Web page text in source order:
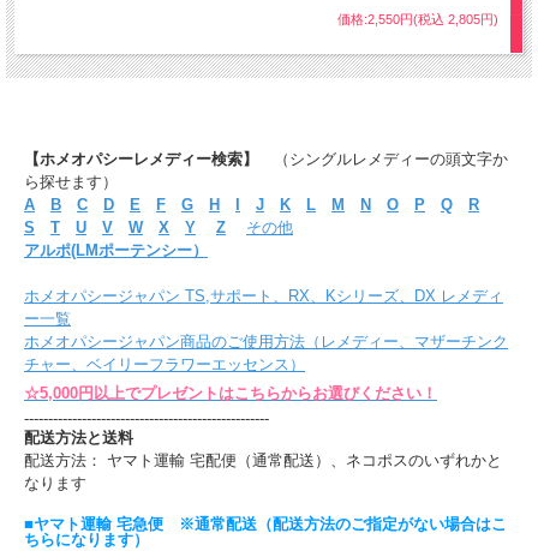
価格:2,550円(税込 2,805円)
【ホメオパシーレメディー検索】
（シングルレメディーの頭文字か
ら探せます）
A
B C D E F G H J K L M N O P Q
R
S
T U V W X Y Z
その他
アルポ(LMポーテンシー）
ホメオパシージャパン TS,サポート、RX、Kシリーズ、DX レメディ
ー一覧
ホメオパシージャパン商品のご使用方法（レメディー、マザーチンク
チャー、ベイリーフラワーエッセンス）
☆5,000円以上でプレゼントはこちらからお選びください！
---------------------------------------------------
配送方法と送料
配送方法： ヤマト運輸 宅配便（通常配送）、ネコポスのいずれかと
なります
■ヤマト運輸 宅急便 ※通常配送（配送方法のご指定がない場合はこ
ちらになります）